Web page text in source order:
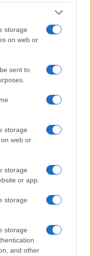
storage
on web or
sent to
storage
web or
storage
or app.
storage
storage
and other
sicuro:
per spremere